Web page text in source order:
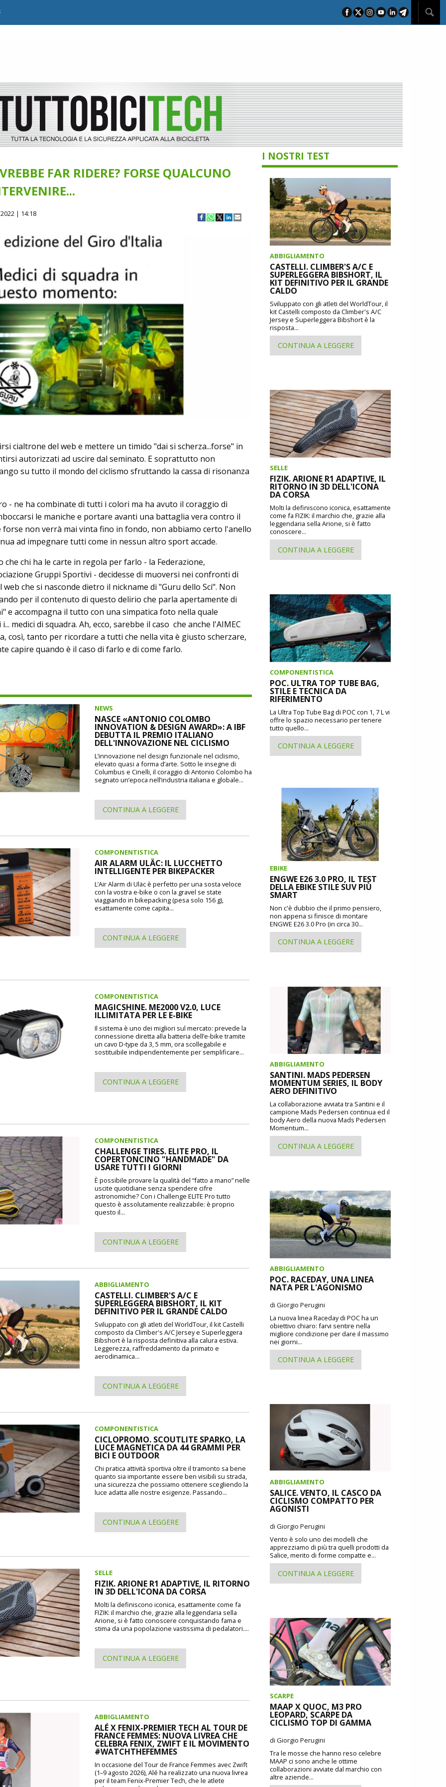
FAR RIDERE? FORSE QUALCUNO
| 14:18
cialtrone del web e mettere un timido "dai si scherza...forse" in
autorizzati ad uscire dal seminato. E soprattutto non
su tutto il mondo del ciclismo sfruttando la cassa di risonanza
- ne ha combinate di tutti i colori ma ha avuto il coraggio di
le maniche e portare avanti una battaglia vera contro il
forse non verrà mai vinta fino in fondo, non abbiamo certo l'anello
ad impegnare tutti come in nessun altro sport accade.
che chi ha le carte in regola per farlo - la Federazione,
Gruppi Sportivi - decidesse di muoversi nei confronti di
che si nasconde dietro il nickname di "Guru dello Sci". Non
per il contenuto di questo delirio che parla apertamente di
e accompagna il tutto con una simpatica foto nella quale
medici di squadra. Ah, ecco, sarebbe il caso che anche l'AIMEC
così, tanto per ricordare a tutti che nella vita è giusto scherzare,
capire quando è il caso di farlo e di come farlo.
NEWS
NASCE «ANTONIO COLOMBO
INNOVATION & DESIGN AWARD»: A IBF
DEBUTTA IL PREMIO ITALIANO
DELL'INNOVAZIONE NEL CICLISMO
L’innovazione nel design funzionale nel ciclismo,
elevato quasi a forma d’arte. Sotto le insegne di
Columbus e Cinelli, il coraggio di Antonio Colombo ha
segnato un’epoca nell’industria italiana e globale...
CONTINUA A LEGGERE
COMPONENTISTICA
AIR ALARM ULÄC: IL LUCCHETTO
INTELLIGENTE PER BIKEPACKER
L’Air Alarm di Uläc è perfetto per una sosta veloce
con la vostra e-bike o con la gravel se state
viaggiando in bikepacking (pesa solo 156 g),
esattamente come capita...
CONTINUA A LEGGERE
COMPONENTISTICA
MAGICSHINE. ME2000 V2.0, LUCE
ILLIMITATA PER LE E-BIKE
Il sistema è uno dei migliori sul mercato: prevede la
connessione diretta alla batteria dell’e-bike tramite
un cavo D-type da 3, 5 mm, ora scollegabile e
sostituibile indipendentemente per semplificare...
CONTINUA A LEGGERE
COMPONENTISTICA
CHALLENGE TIRES. ELITE PRO, IL
COPERTONCINO "HANDMADE" DA
USARE TUTTI I GIORNI
È possibile provare la qualità del “fatto a mano” nelle
uscite quotidiane senza spendere cifre
astronomiche? Con i Challenge ELITE Pro tutto
questo è assolutamente realizzabile: è proprio
questo il...
CONTINUA A LEGGERE
ABBIGLIAMENTO
CASTELLI. CLIMBER'S A/C E
SUPERLEGGERA BIBSHORT, IL KIT
DEFINITIVO PER IL GRANDE CALDO
Sviluppato con gli atleti del WorldTour, il kit Castelli
composto da Climber's A/C Jersey e Superleggera
Bibshort è la risposta definitiva alla calura estiva.
Leggerezza, raffreddamento da primato e
aerodinamica...
CONTINUA A LEGGERE
COMPONENTISTICA
CICLOPROMO. SCOUTLITE SPARKO, LA
LUCE MAGNETICA DA 44 GRAMMI PER
BICI E OUTDOOR
Chi pratica attività sportiva oltre il tramonto sa bene
quanto sia importante essere ben visibili su strada,
una sicurezza che possiamo ottenere scegliendo la
luce adatta alle nostre esigenze. Passando...
CONTINUA A LEGGERE
SELLE
FIZIK. ARIONE R1 ADAPTIVE, IL RITORNO
IN 3D DELL'ICONA DA CORSA
Molti la definiscono iconica, esattamente come fa
FIZIK: il marchio che, grazie alla leggendaria sella
Arione, si è fatto conoscere conquistando fama e
stima da una popolazione vastissima di pedalatori....
CONTINUA A LEGGERE
ABBIGLIAMENTO
ALÉ X FENIX-PREMIER TECH AL TOUR DE
FRANCE FEMMES: NUOVA LIVREA CHE
CELEBRA FENIX, ZWIFT E IL MOVIMENTO
#WATCHTHEFEMMES
In occasione del Tour de France Femmes avec Zwift
(1–9 agosto 2026), Alé ha realizzato una nuova livrea
per il team Fenix-Premier Tech, che le atlete
I NOSTRI TEST
ABBIGLIAMENTO
CASTELLI. CLIMBER'S A/C E
SUPERLEGGERA BIBSHORT, IL
KIT DEFINITIVO PER IL GRANDE
CALDO
Sviluppato con gli atleti del WorldTour, il
kit Castelli composto da Climber's A/C
Jersey e Superleggera Bibshort è la
risposta...
CONTINUA A LEGGERE
SELLE
FIZIK. ARIONE R1 ADAPTIVE, IL
RITORNO IN 3D DELL'ICONA
DA CORSA
Molti la definiscono iconica, esattamente
come fa FIZIK: il marchio che, grazie alla
leggendaria sella Arione, si è fatto
conoscere...
CONTINUA A LEGGERE
COMPONENTISTICA
POC. ULTRA TOP TUBE BAG,
STILE E TECNICA DA
RIFERIMENTO
La Ultra Top Tube Bag di POC con 1, 7 L vi
offre lo spazio necessario per tenere
tutto quello...
CONTINUA A LEGGERE
EBIKE
ENGWE E26 3.0 PRO, IL TEST
DELLA EBIKE STILE SUV PIÙ
SMART
Non c'è dubbio che il primo pensiero,
non appena si finisce di montare
ENGWE E26 3.0 Pro (in circa 30...
CONTINUA A LEGGERE
ABBIGLIAMENTO
SANTINI. MADS PEDERSEN
MOMENTUM SERIES, IL BODY
AERO DEFINITIVO
La collaborazione avviata tra Santini e il
campione Mads Pedersen continua ed il
body Aero della nuova Mads Pedersen
Momentum...
CONTINUA A LEGGERE
ABBIGLIAMENTO
POC. RACEDAY, UNA LINEA
NATA PER L'AGONISMO
di Giorgio Perugini
La nuova linea Raceday di POC ha un
obiettivo chiaro: farvi sentire nella
migliore condizione per dare il massimo
nei giorni...
CONTINUA A LEGGERE
ABBIGLIAMENTO
SALICE. VENTO, IL CASCO DA
CICLISMO COMPATTO PER
AGONISTI
di Giorgio Perugini
Vento è solo uno dei modelli che
apprezziamo di più tra quelli prodotti da
Salice, merito di forme compatte e...
CONTINUA A LEGGERE
SCARPE
MAAP X QUOC, M3 PRO
LEOPARD, SCARPE DA
CICLISMO TOP DI GAMMA
di Giorgio Perugini
Tra le mosse che hanno reso celebre
MAAP ci sono anche le ottime
collaborazioni avviate dal marchio con
altre aziende...